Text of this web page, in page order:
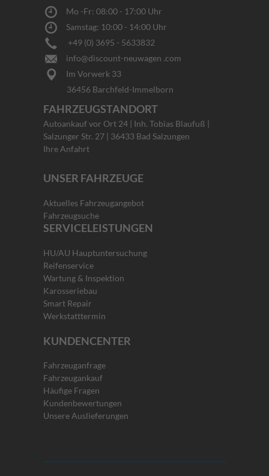
Mo -Fr: 08:00 - 17:00 Uhr
Samstag: 10:00 - 14:00 Uhr
+49 (0) 3695 - 5633832
info@discount-neuwagen .com
Im Vorwerk 33
36456 Barchfeld-Immelborn
FAHRZEUGSTANDORT
Autoankauf vor Ort 24 | Inh. Tobias Blaufuß |
Salzunger Str. 27 | 36433 Bad Salzungen
Ihre Anfahrt
UNSER FAHRZEUGE
Aktuelles Fahrzeugangebot
Fahrzeugsuche
SERVICELEISTUNGEN
HU/AU Hauptuntersuchung
Reifenservice
Wartung & Inspektion
Karosseriebau
Smart Repair
Werkstatttermin
KUNDENCENTER
Fahrzeuganfrage
Fahrzeugankauf
Häufige Fragen
Kundenbewertungen
Unsere Auslieferungen